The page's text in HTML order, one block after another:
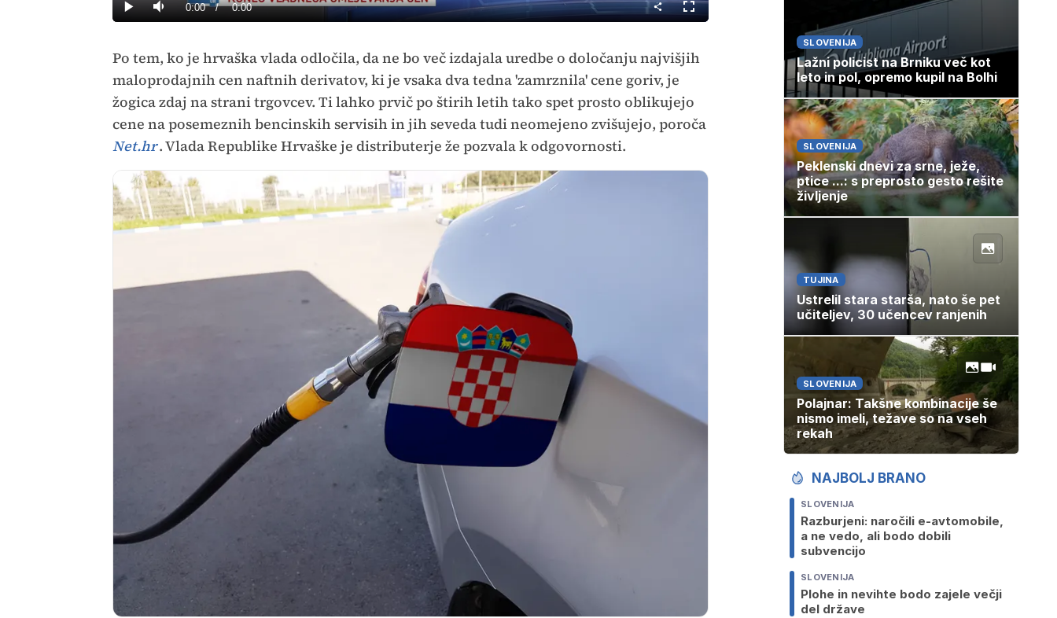
PredvajajTiho Current
0:00 / Duration
0:00
Celozaslonski
način
Po tem, ko je hrvaška vlada odločila, da ne bo več izdajala uredbe o določanju najvišjih
maloprodajnih cen naftnih derivatov, ki je vsaka dva tedna 'zamrznila' cene goriv, je
žogica zdaj na strani trgovcev. Ti lahko prvič po štirih letih tako spet prosto oblikujejo
cene na posemeznih bencinskih servisih in jih seveda tudi neomejeno zvišujejo, poroča
Net.hr. Vlada Republike Hrvaške je distributerje že pozvala k odgovornosti.
SLOVENIJA
Lažni policist na Brniku več kot
leto in pol, opremo kupil na Bolhi
SLOVENIJA
Peklenski dnevi za srne, ježe,
ptice ...: s preprosto gesto rešite
življenje
TUJINA
Ustrelil stara starša, nato še pet
učiteljev, 30 učencev ranjenih
SLOVENIJA
Polajnar: Takšne kombinacije še
nismo imeli, težave so na vseh
rekah
NAJBOLJ BRANO
SLOVENIJA
Razburjeni: naročili e-avtomobile,
a ne vedo, ali bodo dobili
subvencijo
SLOVENIJA
Plohe in nevihte bodo zajele večji
del države